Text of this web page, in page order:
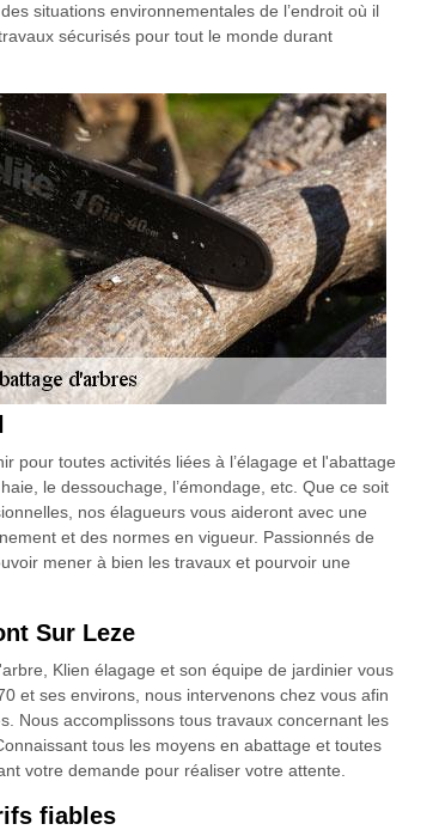
situations environnementales de l’endroit où il
sécurisés pour tout le monde durant
pour toutes activités liées à l’élagage et l'abattage
le dessouchage, l’émondage, etc. Que ce soit
nos élagueurs vous aideront avec une
et des normes en vigueur. Passionnés de
mener à bien les travaux et pourvoir une
Sur Leze
Klien élagage et son équipe de jardinier vous
et ses environs, nous intervenons chez vous afin
Nous accomplissons tous travaux concernant les
tous les moyens en abattage et toutes
votre demande pour réaliser votre attente.
fiables